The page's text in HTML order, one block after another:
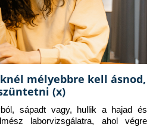
mélyebbre kell ásnod,
(x)
sápadt vagy, hullik a hajad és
laborvizsgálatra, ahol végre